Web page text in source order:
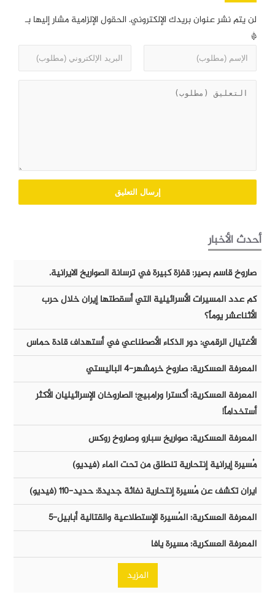
لن يتم نشر عنوان بريدك الإلكتروني. الحقول الإلزامية مشار إليها بـ
*
أحدث الأخبار
صاروخ قاسم بصير: قفزة كبيرة في ترسانة الصواريخ الايرانية.
كم عدد المسيرات الأسرائيلية التي أسقطتها إيران خلال حرب
الأثناعشر يوماً؟
الأغتيال الرقمي: دور الذكاء الأصطناعي في أستهداف قادة حماس
المعرفة العسكرية: صاروخ خرمشهر-٤ الباليستي
المعرفة العسكرية: أكسترا ورامبيج؛ الصاروخان الإسرائيليان الأكثر
أستخداماً!
المعرفة العسكرية: صواريخ سبارو وصاروخ روكس
مُسيرة إيرانية إنتحارية تنطلق من تحت الماء (فيديو)
ايران تكشف عن مُسيرة إنتحارية نفاثة جديدة: حديد-١١٠ (فيديو)
المعرفة العسكرية: المُسيرة الإستطلاعية والقتالية أبابيل-٥
المعرفة العسكرية: مسيرة يافا
المزيد